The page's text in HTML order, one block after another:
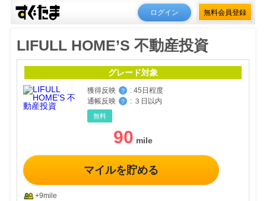
ログイン 無料会員登録
LIFULL HOME’S 不動産投資
グレード対象
獲得反映 ？ : 45日程度
通帳反映
？ : ３日以内
無料
90
マイルを貯める
+9mile